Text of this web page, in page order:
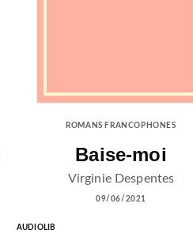
ROMANS FRANCOPHONES
Baise-moi
Virginie Despentes
09/06/2021
AUDIOLIB